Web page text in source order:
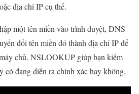
địa chỉ IP cụ thể.
một tên miền vào trình duyệt, DNS
đổi tên miền đó thành địa chỉ IP để
chủ. NSLOOKUP giúp bạn kiểm
có đang diễn ra chính xác hay không.